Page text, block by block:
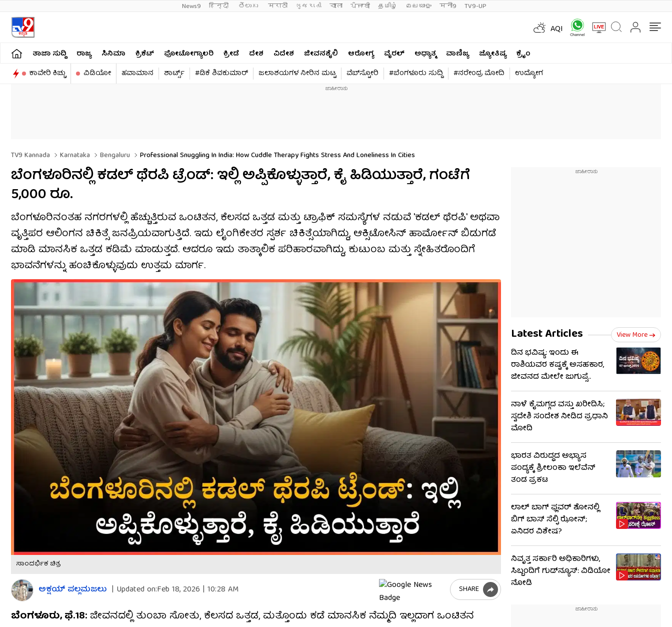
News9 हिन्दी తెలుగు मराठी ગુજરાતી বাংলা ਪੰਜਾਬੀ தமிழ் മലയാളം मनी9 TV9-UP
AQI
ತಾಜಾ ಸುದ್ದಿ ರಾಜ್ಯ ಸಿನಿಮಾ ಕ್ರಿಕೆಟ್​ ಫೋಟೋಗ್ಯಾಲರಿ ಕ್ರೀಡೆ ದೇಶ ವಿದೇಶ ಜೀವನಶೈಲಿ ಆರೋಗ್ಯ ವೈರಲ್​ ಅಧ್ಯಾತ್ಮ ವಾಣಿಜ್ಯ ಜ್ಯೋತಿಷ್ಯ
ಕ್ರೈಂ
ಕಾವೇರಿ ಕಿಚ್ಚು
ವಿಡಿಯೋ ಹವಾಮಾನ ಶಾರ್ಟ್ಸ್​ #ಡಿಕೆ ಶಿವಕುಮಾರ್​ ಜಲಾಶಯಗಳ ನೀರಿನ ಮಟ್ಟ ವೆಬ್​ಸ್ಟೋರಿ #ಬೆಂಗಳೂರು ಸುದ್ದಿ #ನರೇಂದ್ರ ಮೋದಿ ಉದ್ಯೋಗ
TV9 Kannada Karnataka Bengaluru Professional Snuggling In India: How Cuddle Therapy Fights Stress And Loneliness In Cities
ಬೆಂಗಳೂರಿನಲ್ಲಿ ಕಡಲ್ ಥೆರಪಿ ಟ್ರೆಂಡ್: ಇಲ್ಲಿ ಅಪ್ಪಿಕೊಳ್ಳುತ್ತಾರೆ, ಕೈ ಹಿಡಿಯುತ್ತಾರೆ, ಗಂಟೆಗೆ
5,000 ರೂ.
ಬೆಂಗಳೂರಿನಂತಹ ನಗರಗಳಲ್ಲಿ ಹೆಚ್ಚುತ್ತಿರುವ ಒಂಟಿತನ, ಕೆಲಸದ ಒತ್ತಡ ಮತ್ತು ಟ್ರಾಫಿಕ್ ಸಮಸ್ಯೆಗಳ ನಡುವೆ 'ಕಡಲ್ ಥೆರಪಿ' ಅಥವಾ
ವೃತ್ತಿಪರ ಆಲಿಂಗನ ಚಿಕಿತ್ಸೆ ಜನಪ್ರಿಯವಾಗುತ್ತಿದೆ. ಇದು ಲೈಂಗಿಕೇತರ ಸ್ಪರ್ಶ ಚಿಕಿತ್ಸೆಯಾಗಿದ್ದು, ಆಕ್ಸಿಟೋಸಿನ್ ಹಾರ್ಮೋನ್ ಬಿಡುಗಡೆ
ಮಾಡಿ ಮಾನಸಿಕ ಒತ್ತಡ ಕಡಿಮೆ ಮಾಡುತ್ತದೆ. ಆದರೂ ಇದು ತಾತ್ಕಾಲಿಕ ಪರಿಹಾರವಾಗಿದ್ದು, ಕುಟುಂಬ ಮತ್ತು ಸ್ನೇಹಿತರೊಂದಿಗೆ
ಭಾವನೆಗಳನ್ನು ಹಂಚಿಕೊಳ್ಳುವುದು ಉತ್ತಮ ಮಾರ್ಗ.
ಸಾಂದರ್ಭಿಕ ಚಿತ್ರ
ಅಕ್ಷಯ್​ ಪಲ್ಲಮಜಲು​​ | Updated on:Feb 18, 2026 | 10:28 AM SHARE
ಬೆಂಗಳೂರು, ಫೆ.18: ಜೀವನದಲ್ಲಿ ತುಂಬಾ ಸೋತು, ಕೆಲಸದ ಒತ್ತಡ, ಮತ್ತೊಂದು ಕಡೆ ಮಾನಸಿಕ ನೆಮ್ಮದಿ ಇಲ್ಲದಾಗ ಒಂಟಿತನ
Latest Articles View More
ದಿನ ಭವಿಷ್ಯ: ಇಂದು ಈ
ರಾಶಿಯವರ ಕಷ್ಟಕ್ಕೆ ಅಸಹಕಾರ,
ಜೀವನದ ಮೇಲೇ ಜುಗುಪ್ಸೆ..
ನಾಳೆ ಕೈಮಗ್ಗದ ವಸ್ತು ಖರೀದಿಸಿ;
ಸ್ವದೇಶಿ ಸಂದೇಶ ನೀಡಿದ ಪ್ರಧಾನಿ
ಮೋದಿ
ಭಾರತ ವಿರುದ್ಧದ ಅಭ್ಯಾಸ
ಪಂದ್ಯಕ್ಕೆ ಶ್ರೀಲಂಕಾ ಇಲೆವೆನ್
ತಂಡ ಪ್ರಕಟ
ಲಾಲ್ ಬಾಗ್ ಫ್ಲವರ್ ಶೋನಲ್ಲಿ
ಬಿಗ್ ಬಾಸ್ ಸೆಲ್ಫಿ ಝೋನ್;
ಏನಿದರ ವಿಶೇಷ?
ನಿವೃತ್ತ ಸರ್ಕಾರಿ ಅಧಿಕಾರಿಗಳು,
ಸಿಬ್ಬಂದಿಗೆ ಗುಡ್​ನ್ಯೂಸ್: ವಿಡಿಯೋ
ನೋಡಿ